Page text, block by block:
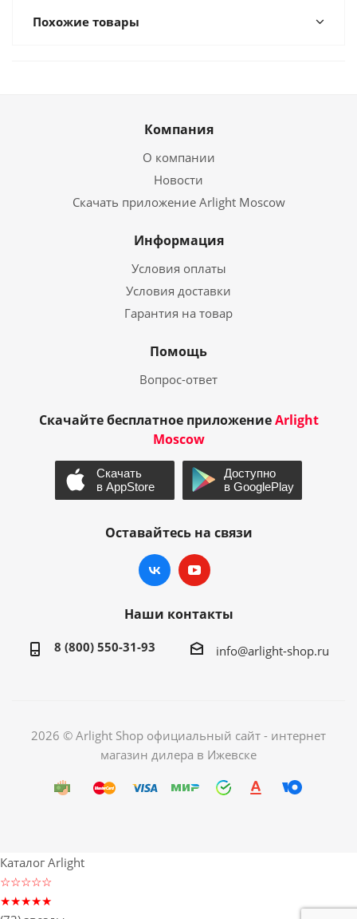
Похожие товары
Компания
О компании
Новости
Скачать приложение Arlight Moscow
Информация
Условия оплаты
Условия доставки
Гарантия на товар
Помощь
Вопрос-ответ
Скачайте бесплатное приложениеArlight
Moscow
Оставайтесь на связи
Наши контакты
8 (800) 550-31-93 info@arlight-shop.ru
2026 © Arlight Shop официальный сайт - интернет
магазин дилера в Ижевске
Каталог Arlight
☆☆☆☆☆
★★★★★